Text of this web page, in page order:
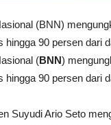
(BNN)
hingga 90 persen dari
(BNN)
hingga 90 persen dari
Suyudi Ario Seto